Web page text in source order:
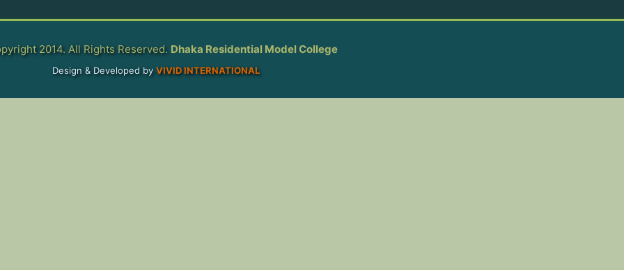
2014. All Rights Reserved. Dhaka Residential Model College
Design & Developed by VIVID INTERNATIONAL